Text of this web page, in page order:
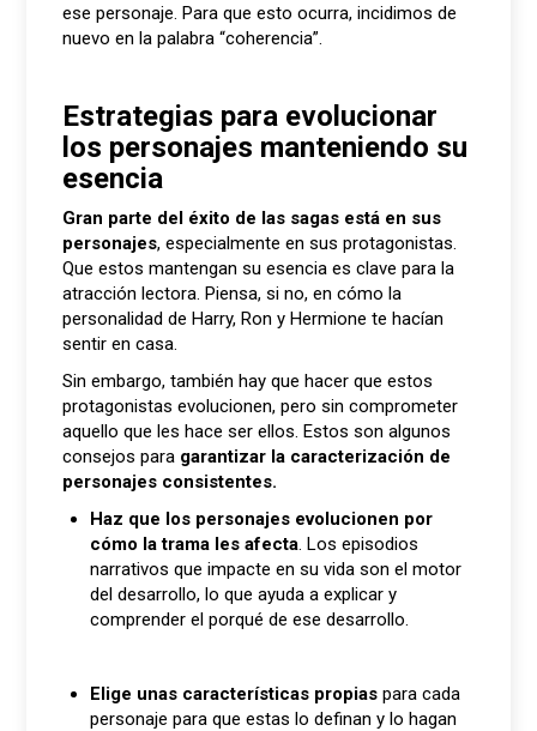
ese personaje. Para que esto ocurra, incidimos de
nuevo en la palabra “coherencia”.
Estrategias para evolucionar
los personajes manteniendo su
esencia
Gran parte del éxito de las sagas está en sus
personajes, especialmente en sus protagonistas.
Que estos mantengan su esencia es clave para la
atracción lectora. Piensa, si no, en cómo la
personalidad de Harry, Ron y Hermione te hacían
sentir en casa.
Sin embargo, también hay que hacer que estos
protagonistas evolucionen, pero sin comprometer
aquello que les hace ser ellos. Estos son algunos
consejos para garantizar la caracterización de
personajes consistentes.
Haz que los personajes evolucionen por
cómo la trama les afecta. Los episodios
narrativos que impacte en su vida son el motor
del desarrollo, lo que ayuda a explicar y
comprender el porqué de ese desarrollo.
Elige unas características propiaspara cada
personaje para que estas lo definan y lo hagan